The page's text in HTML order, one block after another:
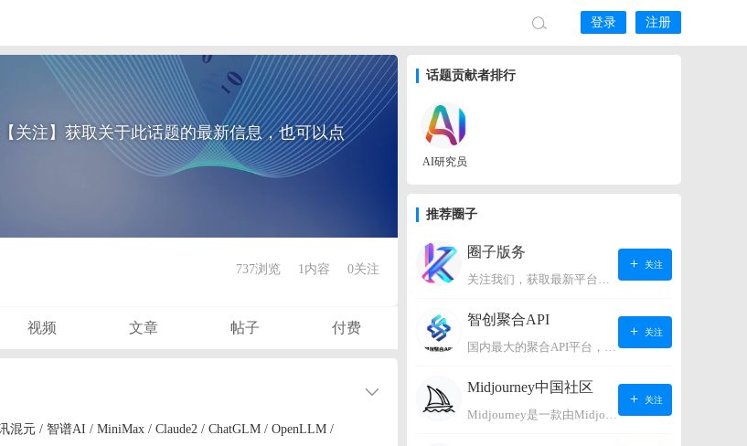
登录 注册
话题贡献者排行
AI研究员
推荐圈子
圈子版务
关注我们，获取最新平台动态。
关注
智创聚合API
国内最大的聚合API平台，支持OpenAI、阿里、智谱、360、讯飞、百度等国内外大语言模型。https://s.lconai.com/
关注
Midjourney中国社区
Midjourney是一款由Midjourney有限公司开发的数字艺术工具软件，具有生成虚拟世界的强大能力，可根据用户输入的文字或语音在虚拟世界中生成对应场景，使用户能够探索和创造自己的数字艺术作品。
关注
关注】获取关于此话题的最新信息，也可以点
737浏览 1内容 0关注
视频 文章 帖子 付费
元 / 智谱AI / MiniMax / Claude2 / ChatGLM / OpenLLM /